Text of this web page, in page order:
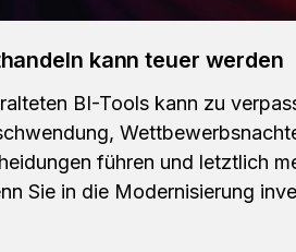
kann teuer werden
BI-Tools kann zu
führen und letztlich
Sie in die Modernisierung